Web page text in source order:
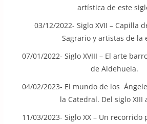
artística de este
03/12/2022- Siglo XVII – Capilla
Sagrario y artistas de la
07/01/2022- Siglo XVIII – El arte
de Aldehuela.
04/02/2023- El mundo de los
la Catedral. Del siglo XIII
11/03/2023- Siglo XX – Un